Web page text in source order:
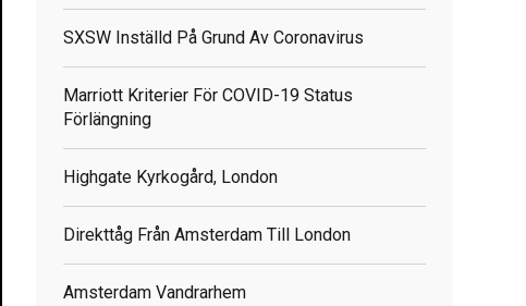
SXSW Inställd På Grund Av Coronavirus
Marriott Kriterier För COVID-19 Status
Förlängning
Highgate Kyrkogård, London
Direkttåg Från Amsterdam Till London
Amsterdam Vandrarhem